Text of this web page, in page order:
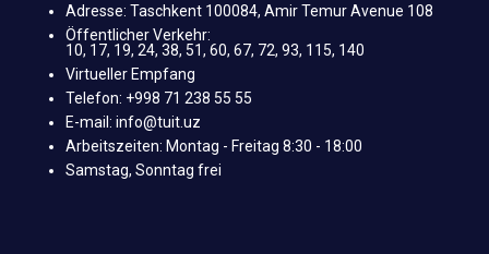
Adresse: Taschkent 100084, Amir Temur Avenue 108
Öffentlicher Verkehr:
10, 17, 19, 24, 38, 51, 60, 67, 72, 93, 115, 140
Virtueller Empfang
Telefon: +998 71 238 55 55
E-mail: info@tuit.uz
Arbeitszeiten: Montag - Freitag 8:30 - 18:00
Samstag, Sonntag frei